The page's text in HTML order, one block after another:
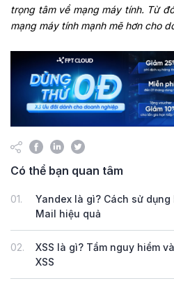
trọng tâm về mạng máy tính. Từ
mạng máy tính mạnh mẽ hơn cho
Có thể bạn quan tâm
01.
Yandex là gì? Cách sử
Mail hiệu quả
02.
XSS là gì? Tầm nguy hiểm
XSS